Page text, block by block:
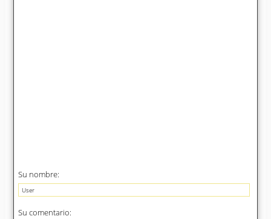
Su nombre:
Su comentario: